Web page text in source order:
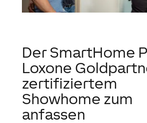
Der SmartHome
Loxone
zertifiziertem
Showhome zum
anfassen